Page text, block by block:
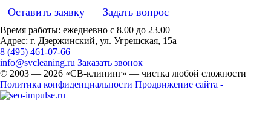
Оставить заявку Задать вопрос
Время работы: ежедневно с 8.00 до 23.00
Адрес: г. Дзержинский, ул. Угрешская, 15а
8 (495) 461-07-66
info@svcleaning.ru Заказать звонок
© 2003 — 2026 «СВ-клининг» — чистка любой сложности
Политика конфиденциальности Продвижение сайта -